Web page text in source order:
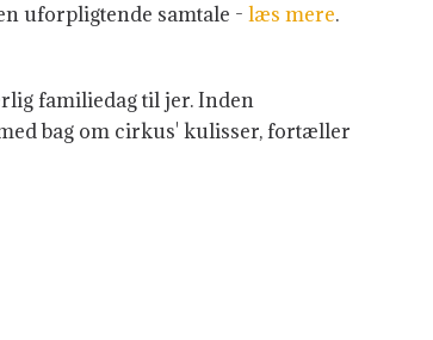
uforpligtende samtale - læs mere.
familiedag til jer. Inden
bag om cirkus' kulisser, fortæller